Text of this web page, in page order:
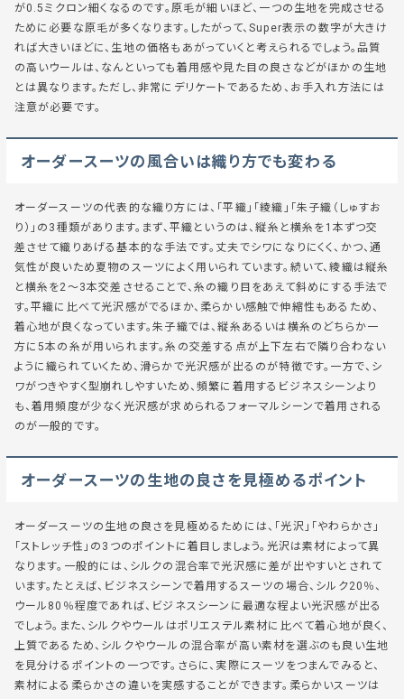
が0.5ミクロン細くなるのです。原毛が細いほど、一つの生地を完成させる
ために必要な原毛が多くなります。したがって、Super表示の数字が大きけ
れば大きいほどに、生地の価格もあがっていくと考えられるでしょう。品質
の高いウールは、なんといっても着用感や見た目の良さなどがほかの生地
とは異なります。ただし、非常にデリケートであるため、お手入れ方法には
注意が必要です。
オーダースーツの風合いは織り方でも変わる
オーダースーツの代表的な織り方には、 「平織」 「綾織」 「朱子織（しゅすお
り）」 の3種類があります。まず、 平織 というのは、縦糸と横糸を1本ずつ交
差させて織りあげる基本的な手法です。丈夫でシワになりにくく、かつ、通
気性が良いため夏物のスーツによく用いられています。続いて、綾織は縦糸
と横糸を2～3本交差させることで、糸の織り目をあえて斜めにする手法で
す。平織に比べて光沢感がでるほか、柔らかい感触で伸縮性もあるため、
着心地が良くなっています。朱子織では、縦糸あるいは横糸のどちらか一
方に5本の糸が用いられます。糸の交差する点が上下左右で隣り合わない
ように織られていくため、滑らかで光沢感が出るのが特徴です。一方で、シ
ワがつきやすく型崩れしやすいため、頻繁に着用するビジネスシーンより
も、着用頻度が少なく光沢感が求められるフォーマルシーンで着用される
のが一般的です。
オーダースーツの生地の良さを見極めるポイント
オーダースーツの生地の良さを見極めるためには、 「光沢」 「やわらかさ」
「ストレッチ性」 の3つのポイントに着目しましょう。光沢は素材によって異
なります。一般的には、シルクの混合率で光沢感に差が出やすいとされて
います。たとえば、ビジネスシーンで着用するスーツの場合、シルク20％、
ウール80％程度であれば、ビジネスシーンに最適な程よい光沢感が出る
でしょう。また、シルクやウールはポリエステル素材に比べて着心地が良く、
上質であるため、シルクやウールの混合率が高い素材を選ぶのも良い生地
を見分けるポイントの一つです。さらに、実際にスーツをつまんでみると、
素材による柔らかさの違いを実感することができます。柔らかいスーツは